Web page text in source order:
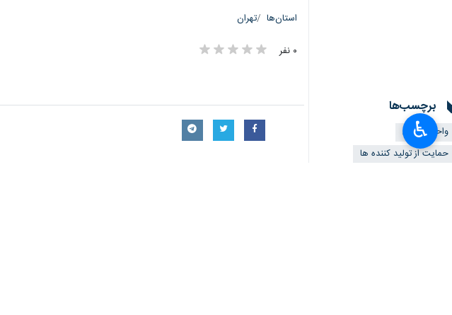
استان‌ها تهران
۰ نفر
برچسب‌ها
واحد تولیدی
حمایت از تولید کننده ها
♿︎